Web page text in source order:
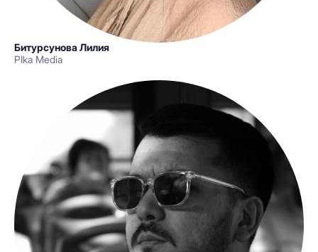
Битурсунова Лилия
PIka Media